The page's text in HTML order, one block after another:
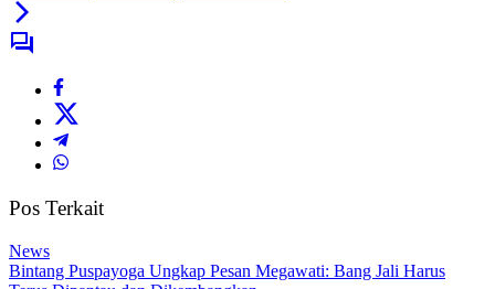
Pos Terkait
News
Bintang Puspayoga Ungkap Pesan Megawati: Bang Jali Harus